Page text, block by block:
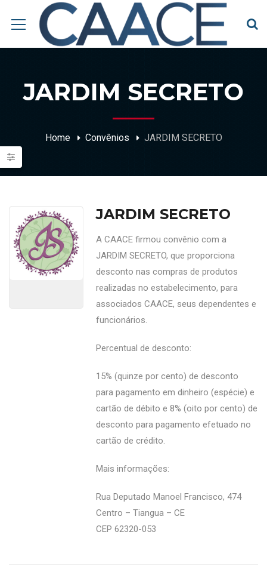
JARDIM SECRETO
Home Convênios JARDIM SECRETO
JARDIM SECRETO
A CAACE firmou convênio com a
JARDIM SECRETO, que proporciona
desconto nas compras de produtos
realizadas no estabelecimento, para
associados CAACE, seus dependentes e
funcionários.
Percentual de desconto:
15% (quinze por cento) de desconto
para pagamento em dinheiro (espécie) e
cartão de débito e 8% (oito por cento) de
desconto para pagamento efetuado no
cartão de crédito.
Mais informações:
Rua Deputado Manoel Francisco, 474
Centro – Tiangua – CE
CEP 62320-053